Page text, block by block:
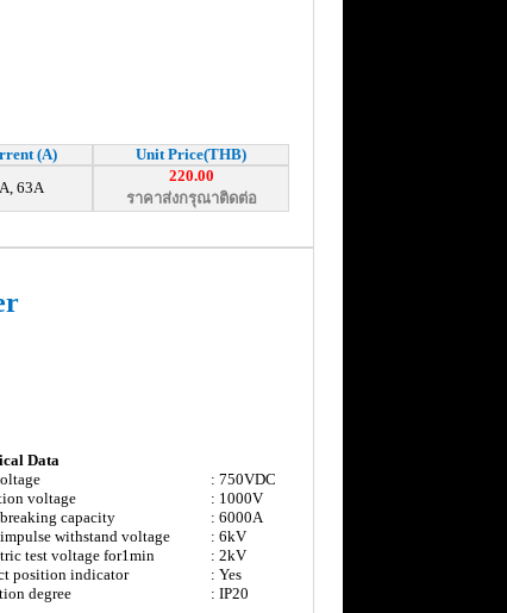
(A)
Unit Price(THB)
63A
220.00
ราคาส่งกรุณาติดต่อ
Data
: 750VDC
voltage
: 1000V
capacity
: 6000A
withstand voltage
: 6kV
test voltage for1min
: 2kV
position indicator
: Yes
degree
: IP20